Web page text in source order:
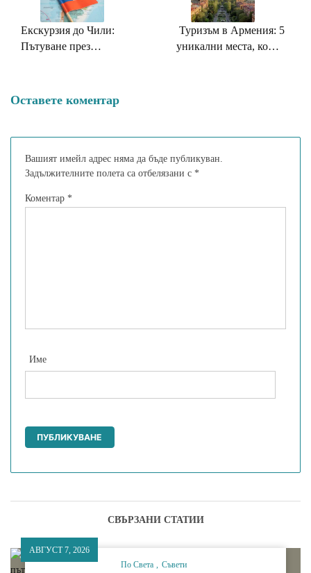
Екскурзия до Чили:
Пътуване през
Туризъм в Армения: 5
уникални места, които
Оставете коментар
Вашият имейл адрес няма да бъде публикуван.
Задължителните полета са отбелязани с *
Коментар *
Име
СВЪРЗАНИ СТАТИИ
АВГУСТ 7, 2026
По Света
Съвети